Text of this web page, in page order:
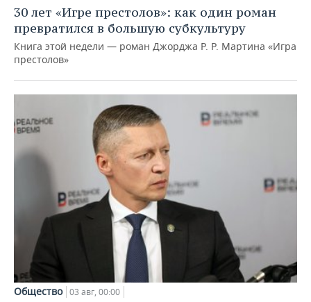
30 лет «Игре престолов»: как один роман
превратился в большую субкультуру
Книга этой недели — роман Джорджа Р. Р. Мартина «Игра
престолов»
Общество 03 авг, 00:00